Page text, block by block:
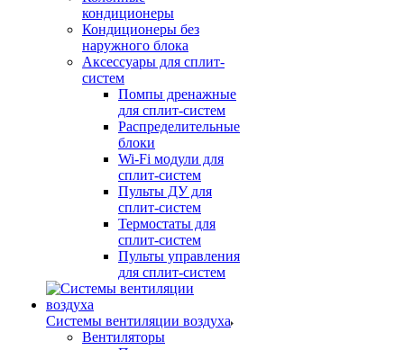
кондиционеры
Кондиционеры без
наружного блока
Аксессуары для сплит-
систем
Помпы дренажные
для сплит-систем
Распределительные
блоки
Wi-Fi модули для
сплит-систем
Пульты ДУ для
сплит-систем
Термостаты для
сплит-систем
Пульты управления
для сплит-систем
Системы вентиляции воздуха
Вентиляторы